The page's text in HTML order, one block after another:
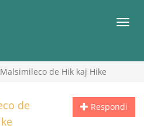
Malsimileco de Hik kaj Hike
Respondi
de